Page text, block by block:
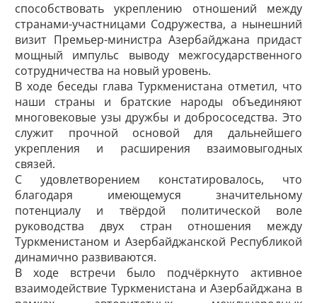
способствовать укреплению отношений между
странами-участницами Содружества, а нынешний
визит Премьер-министра Азербайджана придаст
мощный импульс выводу межгосударственного
сотрудничества на новый уровень.
В ходе беседы глава Туркменистана отметил, что
наши страны и братские народы объединяют
многовековые узы дружбы и добрососедства. Это
служит прочной основой для дальнейшего
укрепления и расширения взаимовыгодных
связей.
С удовлетворением констатировалось, что
благодаря имеющемуся значительному
потенциалу и твёрдой политической воле
руководства двух стран отношения между
Туркменистаном и Азербайджанской Республикой
динамично развиваются.
В ходе встречи было подчёркнуто активное
взаимодействие Туркменистана и Азербайджана в